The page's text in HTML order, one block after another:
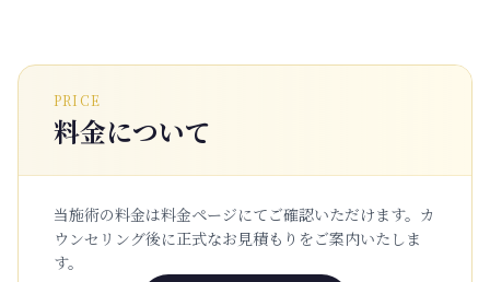
PRICE
料金について
当施術の料金は料金ページにてご確認いただけます。 カ
ウンセリング後に正式なお見積もりをご案内いたしま
す。